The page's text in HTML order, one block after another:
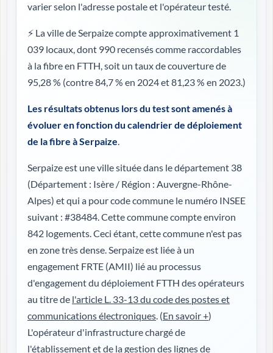
varier selon l'adresse postale et l'opérateur testé.
⚡ La ville de Serpaize compte approximativement 1
039 locaux, dont 990 recensés comme raccordables
à la fibre en FTTH, soit un taux de couverture de
95,28 % (contre 84,7 % en 2024 et 81,23 % en 2023.)
Les résultats obtenus lors du test sont amenés à
évoluer en fonction du calendrier de déploiement
de la fibre à Serpaize.
Serpaize est une ville située dans le département 38
(Département : Isère / Région : Auvergne-Rhône-
Alpes) et qui a pour code commune le numéro INSEE
suivant : #38484. Cette commune compte environ
842 logements. Ceci étant, cette commune n'est pas
en zone très dense. Serpaize est liée à un
engagement FRTE (AMII) lié au processus
d'engagement du déploiement FTTH des opérateurs
au titre de l'article L. 33-13 du code des postes et
communications électroniques. (En savoir +)
L'opérateur d'infrastructure chargé de
l'établissement et de la gestion des lignes de